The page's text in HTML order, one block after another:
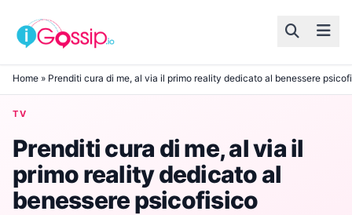
Skip to content
Home » Prenditi cura di me, al via il primo reality dedicato al benessere
TV
Prenditi cura di me, al via il
primo reality dedicato al
benessere psicofisico